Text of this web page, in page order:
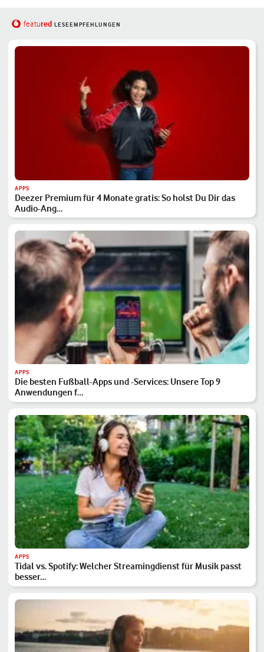
featured LESEEMPFEHLUNGEN
APPS
Deezer Premium für 4 Monate gratis: So holst Du Dir das
Audio-Ang…
APPS
Die besten Fußball-Apps und -Services: Unsere Top 9
Anwendungen f…
APPS
Tidal vs. Spotify: Welcher Streamingdienst für Musik passt
besser…